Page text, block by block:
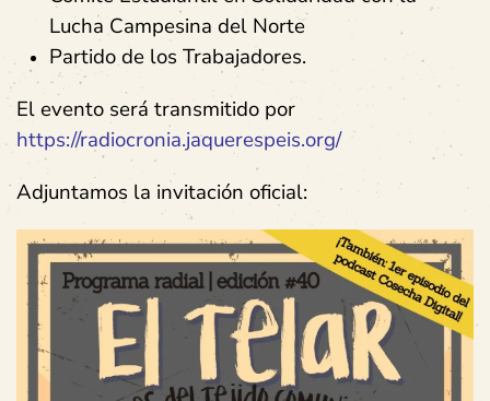
Lucha Campesina del Norte
Partido de los Trabajadores.
El evento será transmitido por
https://radiocronia.jaquerespeis.org/
Adjuntamos la invitación oficial: